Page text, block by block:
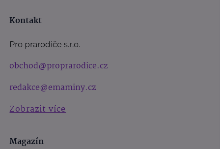
Kontakt
Pro prarodiče s.r.o.
obchod@proprarodice.cz
redakce@emaminy.cz
Zobrazit více
Magazín